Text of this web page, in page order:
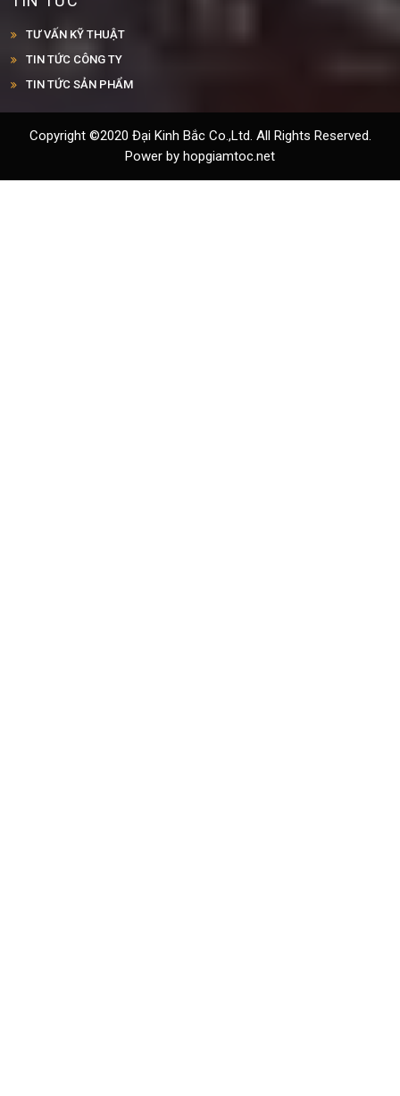
TƯ VẤN KỸ THUẬT
TIN TỨC CÔNG TY
TIN TỨC SẢN PHẨM
Copyright ©2020 Đại Kinh Bắc Co.,Ltd. All Rights Reserved.
Power by hopgiamtoc.net